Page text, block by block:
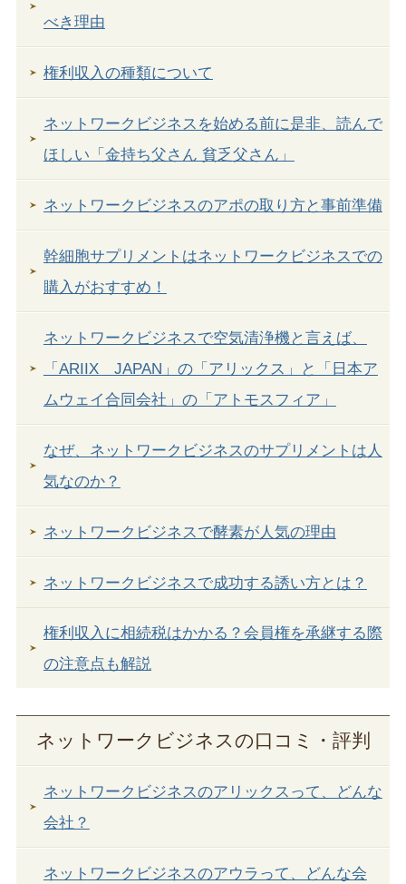
べき理由
権利収入の種類について
ネットワークビジネスを始める前に是非、読んで
ほしい「金持ち父さん 貧乏父さん」
ネットワークビジネスのアポの取り方と事前準備
幹細胞サプリメントはネットワークビジネスでの
購入がおすすめ！
ネットワークビジネスで空気清浄機と言えば、
「ARIIX JAPAN」の「アリックス」と「日本ア
ムウェイ合同会社」の「アトモスフィア」
なぜ、ネットワークビジネスのサプリメントは人
気なのか？
ネットワークビジネスで酵素が人気の理由
ネットワークビジネスで成功する誘い方とは？
権利収入に相続税はかかる？会員権を承継する際
の注意点も解説
ネットワークビジネスの口コミ・評判
ネットワークビジネスのアリックスって、どんな
会社？
ネットワークビジネスのアウラって、どんな会